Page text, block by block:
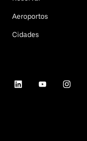
Aeroportos
Cidades